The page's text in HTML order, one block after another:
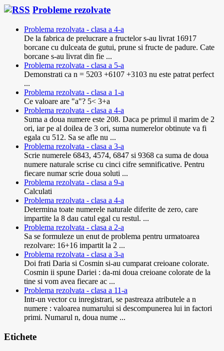
Probleme rezolvate
Problema rezolvata - clasa a 4-a
De la fabrica de prelucrare a fructelor s-au livrat 16917
borcane cu dulceata de gutui, prune si fructe de padure. Cate
borcane s-au livrat din fie ...
Problema rezolvata - clasa a 5-a
Demonstrati ca n = 5203 +6107 +3103 nu este patrat perfect
...
Problema rezolvata - clasa a 1-a
Ce valoare are "a"? 5< 3+a
Problema rezolvata - clasa a 4-a
Suma a doua numere este 208. Daca pe primul il marim de 2
ori, iar pe al doilea de 3 ori, suma numerelor obtinute va fi
egala cu 512. Sa se afle nu ...
Problema rezolvata - clasa a 3-a
Scrie numerele 6843, 4574, 6847 si 9368 ca suma de doua
numere naturale scrise cu cinci cifre semnificative. Pentru
fiecare numar scrie doua soluti ...
Problema rezolvata - clasa a 9-a
Calculati
Problema rezolvata - clasa a 4-a
Determina toate numerele naturale diferite de zero, care
impartite la 8 dau catul egal cu restul. ...
Problema rezolvata - clasa a 2-a
Sa se formuleze un enut de problema pentru urmatoarea
rezolvare: 16+16 impartit la 2 ...
Problema rezolvata - clasa a 3-a
Doi frati Daria si Cosmin si-au cumparat creioane colorate.
Cosmin ii spune Dariei : da-mi doua creioane colorate de la
tine si vom avea fiecare ac ...
Problema rezolvata - clasa a 11-a
Intr-un vector cu inregistrari, se pastreaza atributele a n
numere : valoarea numarului si descompunerea lui in factori
primi. Numarul n, doua nume ...
Etichete